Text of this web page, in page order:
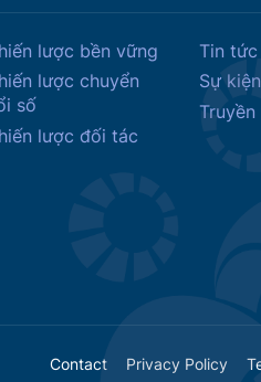
lược bền vững
lược chuyển
số
lược đối tác
Tin tức
Sự kiện
Contact Privacy Policy